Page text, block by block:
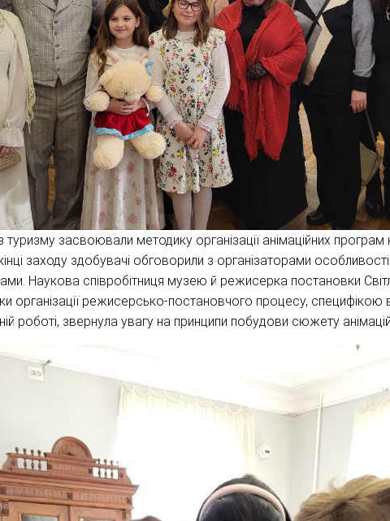
туризму засвоювали методику організації анімаційних програм
заходу здобувачі обговорили з організаторами
Наукова співробітниця музею й режисерка постановки
організації режисерсько-постановчого процесу, специфікою
роботі, звернула увагу на принципи побудови сюжету